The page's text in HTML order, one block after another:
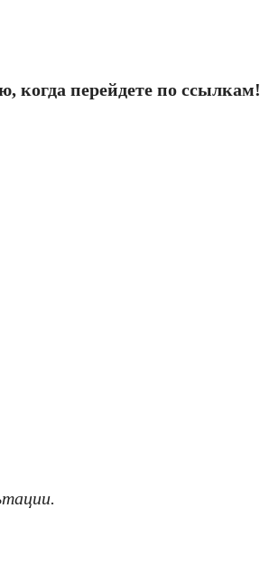
перейдете по ссылкам!